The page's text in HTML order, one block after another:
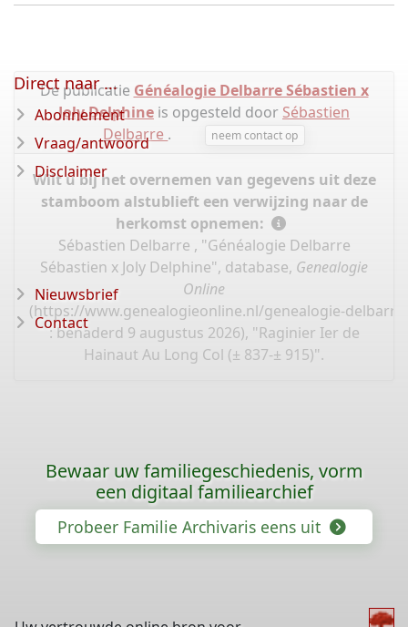
De publicatie Généalogie Delbarre Sébastien x
Joly Delphine is opgesteld door Sébastien
Delbarre . neem contact op
Wilt u bij het overnemen van gegevens uit deze
stamboom alstublieft een verwijzing naar de
herkomst opnemen:
Sébastien Delbarre , "Généalogie Delbarre
Sébastien x Joly Delphine", database, Genealogie
Online
(https://www.genealogieonline.nl/genealogie-
: benaderd 9 augustus 2026), "Raginier Ier de
Hainaut Au Long Col (± 837-± 915)".
Direct naar ...
Abonnement
Vraag/antwoord
Disclaimer
Nieuwsbrief
Contact
Bewaar uw familiegeschiedenis, vorm
een digitaal familiearchief
Probeer Familie Archivaris eens uit